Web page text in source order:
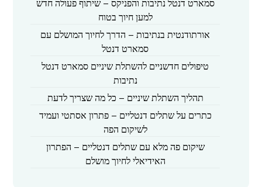
למען חיוך בטוח
אורתודנטית בנתיבות – הדרך לחיוך המושלם עם
סמארט דנטל
טיפולים חדשניים להשתלת שיניים סמארט דנטל
נתיבות
תהליך השתלת שיניים – כל מה שצריך לדעת
כתרים על שתלים דנטליים – פתרון אסתטי ועמיד
לשיקום הפה
שיקום פה מלא עם שתלים דנטליים – הפתרון
האידיאלי לחיוך מושלם